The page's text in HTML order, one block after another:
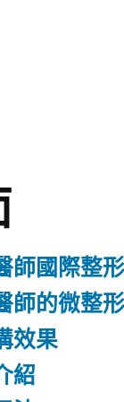
師國際整
師的微整
效果
紹